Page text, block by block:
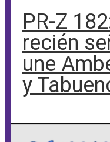
PR-Z
recién
une
y